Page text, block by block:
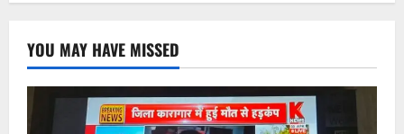
YOU MAY HAVE MISSED